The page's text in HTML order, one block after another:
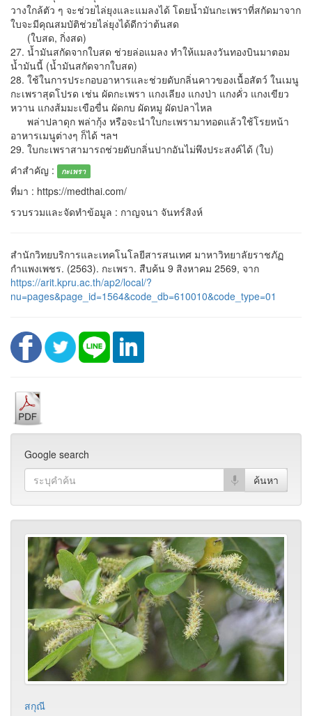
วางใกล้ตัว ๆ จะช่วยไล่ยุงและแมลงได้ โดยน้ำมันกะเพราที่สกัดมาจาก
ใบจะมีคุณสมบัติช่วยไล่ยุงได้ดีกว่าต้นสด
(ใบสด, กิ่งสด)
27. น้ำมันสกัดจากใบสด ช่วยล่อแมลง ทำให้แมลงวันทองบินมาตอม
น้ำมันนี้ (น้ำมันสกัดจากใบสด)
28. ใช้ในการประกอบอาหารและช่วยดับกลิ่นคาวของเนื้อสัตว์ ในเมนู
กะเพราสุดโปรด เช่น ผัดกะเพรา แกงเลียง แกงป่า แกงคั่ว แกงเขียว
หวาน แกงส้มมะเขือขื่น ผัดกบ ผัดหมู ผัดปลาไหล
พล่าปลาดุก พล่ากุ้ง หรือจะนำใบกะเพรามาทอดแล้วใช้โรยหน้า
อาหารเมนูต่างๆ ก็ได้ ฯลฯ
29. ใบกะเพราสามารถช่วยดับกลิ่นปากอันไม่พึงประสงค์ได้ (ใบ)
คำสำคัญ :
กะเพรา
ที่มา : https://medthai.com/
รวบรวมและจัดทำข้อมูล : กาญจนา จันทร์สิงห์
สำนักวิทยบริการและเทคโนโลยีสารสนเทศ มาหาวิทยาลัยราชภัฏ
กำแพงเพชร. (2563). กะเพรา. สืบค้น 9 สิงหาคม 2569, จาก
https://arit.kpru.ac.th/ap2/local/?
nu=pages&page_id=1564&code_db=610010&code_type=01
Google search
สกุณี